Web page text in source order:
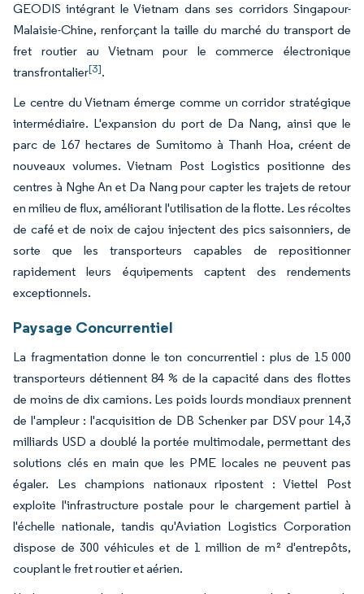
GEODIS intégrant le Vietnam dans ses corridors Singapour-
Malaisie-Chine, renforçant la taille du marché du transport de
fret routier au Vietnam pour le commerce électronique
transfrontalier[3].
Le centre du Vietnam émerge comme un corridor stratégique
intermédiaire. L'expansion du port de Da Nang, ainsi que le
parc de 167 hectares de Sumitomo à Thanh Hoa, créent de
nouveaux volumes. Vietnam Post Logistics positionne des
centres à Nghe An et Da Nang pour capter les trajets de retour
en milieu de flux, améliorant l'utilisation de la flotte. Les récoltes
de café et de noix de cajou injectent des pics saisonniers, de
sorte que les transporteurs capables de repositionner
rapidement leurs équipements captent des rendements
exceptionnels.
Paysage Concurrentiel
La fragmentation donne le ton concurrentiel : plus de 15 000
transporteurs détiennent 84 % de la capacité dans des flottes
de moins de dix camions. Les poids lourds mondiaux prennent
de l'ampleur : l'acquisition de DB Schenker par DSV pour 14,3
milliards USD a doublé la portée multimodale, permettant des
solutions clés en main que les PME locales ne peuvent pas
égaler. Les champions nationaux ripostent : Viettel Post
exploite l'infrastructure postale pour le chargement partiel à
l'échelle nationale, tandis qu'Aviation Logistics Corporation
dispose de 300 véhicules et de 1 million de m² d'entrepôts,
couplant le fret routier et aérien.